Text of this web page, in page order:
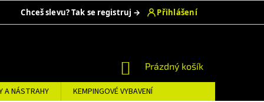
NÁKUPNÍ
KOŠÍK
Prázdný košík
A NÁSTRAHY
KEMPINGOVÉ VYBAVENÍ